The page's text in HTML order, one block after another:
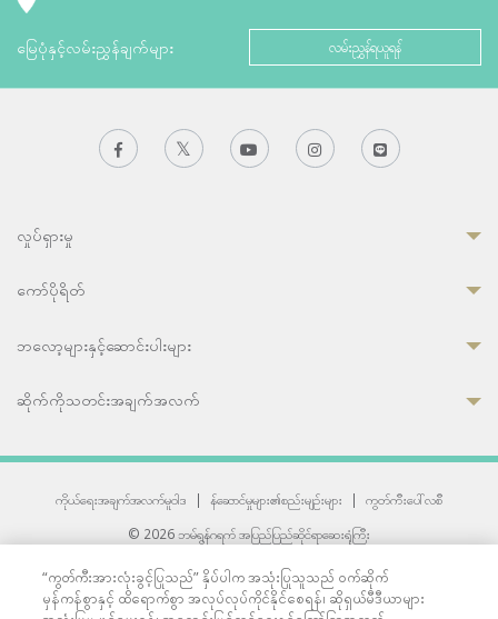
မြေပုံနှင့်လမ်းညွှန်ချက်များ လမ်းညွှန်ရယူရန်
လှုပ်ရှားမှု
ကော်ပိုရိတ်
ဘလော့များနှင့်ဆောင်းပါးများ
ဆိုက်ကိုသတင်းအချက်အလက်
ကိုယ်ရေးအချက်အလက်မူဝါဒ | န်ဆောင်မှုများ၏စည်းမျဉ်းများ |
ကွတ်ကီးပေါ်လစီ
© 2026 ဘမ်ရွန်ဂရက် အပြည်ပြည်ဆိုင်ရာဆေးရုံကြီး
33 Sukhumvit 3, Wattana, Bangkok 10110 Thailand.
All rights reserved.
“ကွတ်ကီးအားလုံးခွင့်ပြုသည်” နှိပ်ပါက အသုံးပြုသူသည် ဝက်ဆိုက်
မှန်ကန်စွာနှင့် ထိရောက်စွာ အလုပ်လုပ်ကိုင်နိုင်စေရန်၊ ဆိုရှယ်မီဒီယာများ